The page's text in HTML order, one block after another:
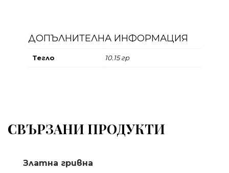
ДОПЪЛНИТЕЛНА ИНФОРМАЦИЯ
Тегло 10.15 гр
СВЪРЗАНИ ПРОДУКТИ
Златна гривна